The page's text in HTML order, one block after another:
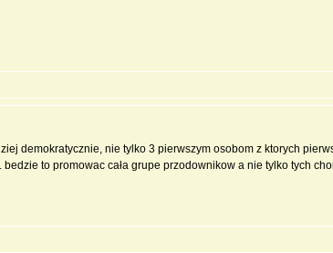
demokratycznie, nie tylko 3 pierwszym osobom z ktorych
to promowac cała grupe przodownikow a nie tylko tych